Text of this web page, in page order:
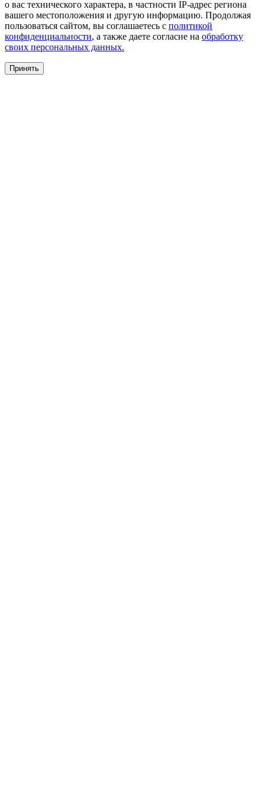
о вас технического характера, в частности IP-адрес региона
вашего местоположения и другую информацию. Продолжая
пользоваться сайтом, вы соглашаетесь с политикой
конфиденциальности, а также даете согласие на обработку
своих персональных данных.
Принять